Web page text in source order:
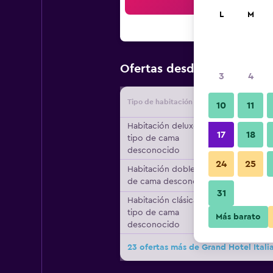
Ofertas desde Oferta
Tipo de habitación
Habitación deluxe,
tipo de cama
desconocido
Habitación doble, tipo
de cama desconocido
Habitación clásica,
tipo de cama
desconocido
23 ofertas más de Grand Hotel Italia
L M
3 4
10 11
17 18
24 25
31
Más barato